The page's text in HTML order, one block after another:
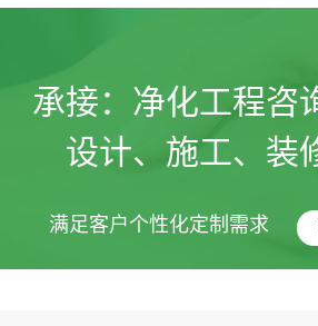
承接： 净化工程咨
设计、施工、装
满足客户个性化定制需求